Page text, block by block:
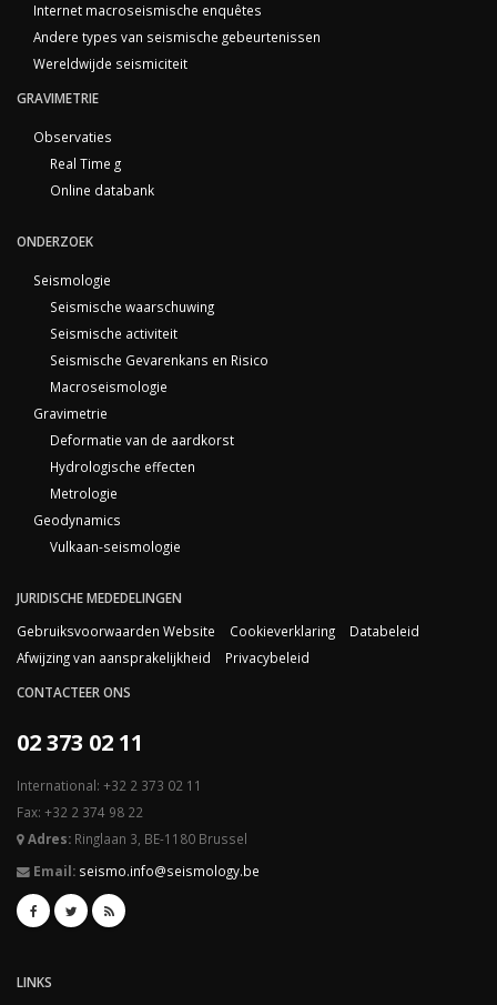
Internet macroseismische enquêtes
Andere types van seismische gebeurtenissen
Wereldwijde seismiciteit
GRAVIMETRIE
Observaties
Real Time g
Online databank
ONDERZOEK
Seismologie
Seismische waarschuwing
Seismische activiteit
Seismische Gevarenkans en Risico
Macroseismologie
Gravimetrie
Deformatie van de aardkorst
Hydrologische effecten
Metrologie
Geodynamics
Vulkaan-seismologie
JURIDISCHE MEDEDELINGEN
Gebruiksvoorwaarden Website
Cookieverklaring
Databeleid
Afwijzing van aansprakelijkheid
Privacybeleid
CONTACTEER ONS
02 373 02 11
International: +32 2 373 02 11
Fax: +32 2 374 98 22
Adres: Ringlaan 3, BE-1180 Brussel
Email: seismo.info@seismology.be
LINKS